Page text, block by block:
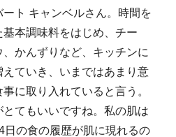
ト キャンベルさん。時間を
本調味料をはじめ、チー
かんずりなど、キッチンに
ていき、いまではあまり意
に取り入れていると言う。
とてもいいですね。私の肌は
日の食の履歴が肌に現れるの